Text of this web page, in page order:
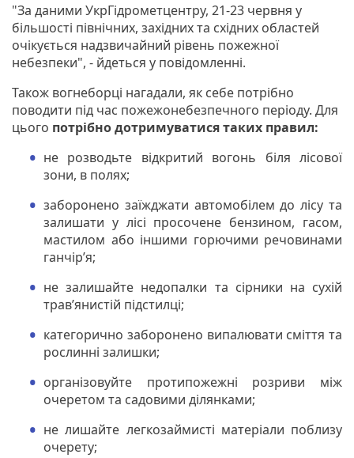
"За даними УкрГідрометцентру, 21-23 червня у
більшості північних, західних та східних областей
очікується надзвичайний рівень пожежної
небезпеки", - йдеться у повідомленні.
Також вогнеборці нагадали, як себе потрібно
поводити під час пожежонебезпечного періоду. Для
цього потрібно дотримуватися таких правил:
не розводьте відкритий вогонь біля лісової
зони, в полях;
заборонено заїжджати автомобілем до лісу та
залишати у лісі просочене бензином, гасом,
мастилом або іншими горючими речовинами
ганчір’я;
не залишайте недопалки та сірники на сухій
трав’янистій підстилці;
категорично заборонено випалювати сміття та
рослинні залишки;
організовуйте протипожежні розриви між
очеретом та садовими ділянками;
не лишайте легкозаймисті матеріали поблизу
очерету;